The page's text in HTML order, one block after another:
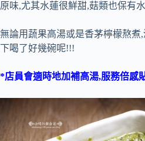
原味,尤其水蓮很鮮甜,菇類也保有
無論用蔬果高湯或是香茅檸檬熬煮
下喝了好幾碗呢!!!
*店員會適時地加補高湯,服務倍感